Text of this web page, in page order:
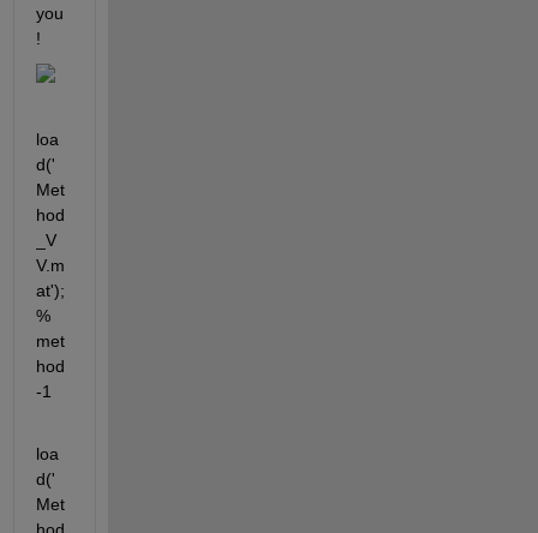
you
!
loa
d('
Met
hod
_V
V.m
at');
%
met
hod
-1
loa
d('
Met